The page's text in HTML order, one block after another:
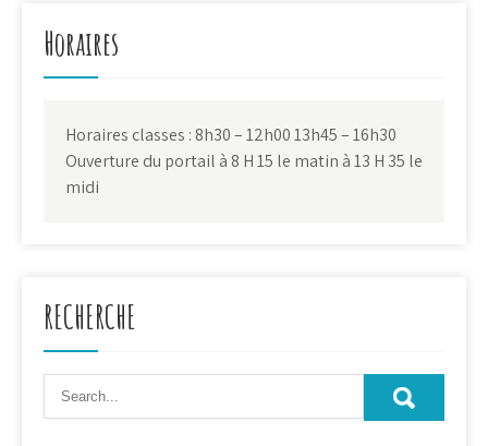
Horaires
Horaires classes : 8h30 – 12h00 13h45 – 16h30
Ouverture du portail à 8 H 15 le matin à 13 H 35 le
midi
RECHERCHE